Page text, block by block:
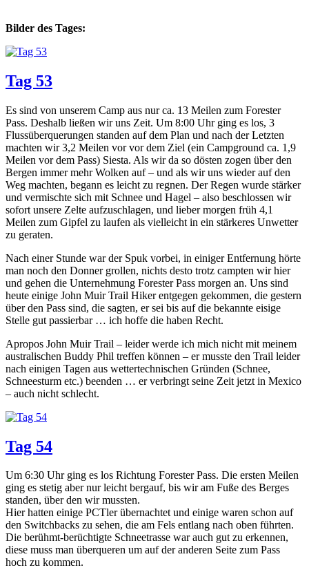
Bilder des Tages:
Tag 53
Es sind von unserem Camp aus nur ca. 13 Meilen zum Forester
Pass. Deshalb ließen wir uns Zeit. Um 8:00 Uhr ging es los, 3
Flussüberquerungen standen auf dem Plan und nach der Letzten
machten wir 3,2 Meilen vor vor dem Ziel (ein Campground ca. 1,9
Meilen vor dem Pass) Siesta. Als wir da so dösten zogen über den
Bergen immer mehr Wolken auf – und als wir uns wieder auf den
Weg machten, begann es leicht zu regnen. Der Regen wurde stärker
und vermischte sich mit Schnee und Hagel – also beschlossen wir
sofort unsere Zelte aufzuschlagen, und lieber morgen früh 4,1
Meilen zum Gipfel zu laufen als vielleicht in ein stärkeres Unwetter
zu geraten.
Nach einer Stunde war der Spuk vorbei, in einiger Entfernung hörte
man noch den Donner grollen, nichts desto trotz campten wir hier
und gehen die Unternehmung Forester Pass morgen an. Uns sind
heute einige John Muir Trail Hiker entgegen gekommen, die gestern
über den Pass sind, die sagten, er sei bis auf die bekannte eisige
Stelle gut passierbar … ich hoffe die haben Recht.
Apropos John Muir Trail – leider werde ich mich nicht mit meinem
australischen Buddy Phil treffen können – er musste den Trail leider
nach einigen Tagen aus wettertechnischen Gründen (Schnee,
Schneesturm etc.) beenden … er verbringt seine Zeit jetzt in Mexico
– auch nicht schlecht.
Tag 54
Um 6:30 Uhr ging es los Richtung Forester Pass. Die ersten Meilen
ging es stetig aber nur leicht bergauf, bis wir am Fuße des Berges
standen, über den wir mussten.
Hier hatten einige PCTler übernachtet und einige waren schon auf
den Switchbacks zu sehen, die am Fels entlang nach oben führten.
Die berühmt-berüchtigte Schneetrasse war auch gut zu erkennen,
diese muss man überqueren um auf der anderen Seite zum Pass
hoch zu kommen.